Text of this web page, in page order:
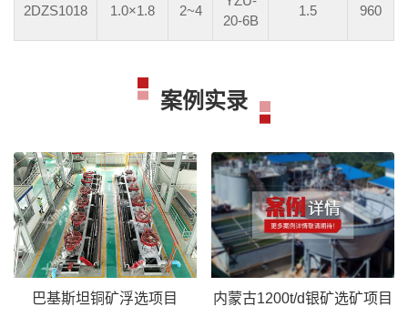
2DZS1018 1.0×1.8 2~4
20-6B
1.5 960
案例实录
巴基斯坦铜矿浮选项目 内蒙古1200t/d银矿选矿项目